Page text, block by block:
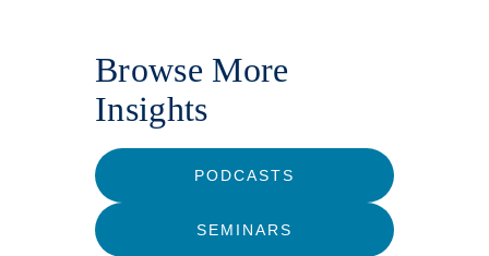
Browse More
Insights
PODCASTS
SEMINARS